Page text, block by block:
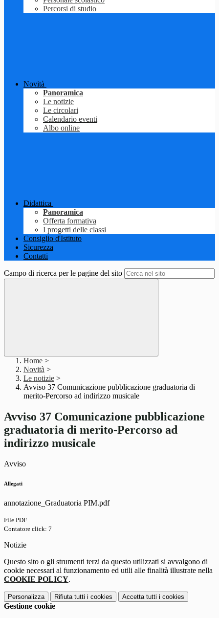
Percorsi di studio
Novità
Panoramica
Le notizie
Le circolari
Calendario eventi
Albo online
Didattica
Panoramica
Offerta formativa
I progetti delle classi
Consiglio d'Istituto
Sicurezza
Contatti
Campo di ricerca per le pagine del sito
Home >
Novità >
Le notizie >
Avviso 37 Comunicazione pubblicazione graduatoria di
merito-Percorso ad indirizzo musicale
Avviso 37 Comunicazione pubblicazione
graduatoria di merito-Percorso ad
indirizzo musicale
Avviso
Allegati
annotazione_Graduatoria PIM.pdf
File PDF
Contatore click: 7
Notizie
Questo sito o gli strumenti terzi da questo utilizzati si avvalgono di
cookie necessari al funzionamento ed utili alle finalità illustrate nella
COOKIE POLICY.
Personalizza Rifiuta tutti i cookies Accetta tutti i cookies
Gestione cookie